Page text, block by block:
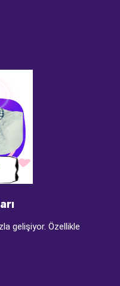
gelişiyor. Özellikle